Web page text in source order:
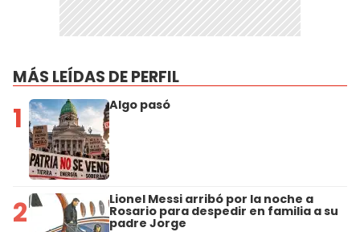
MÁS LEÍDAS DE PERFIL
1 Algo pasó
2 Lionel Messi arribó por la noche a
Rosario para despedir en familia a su
padre Jorge